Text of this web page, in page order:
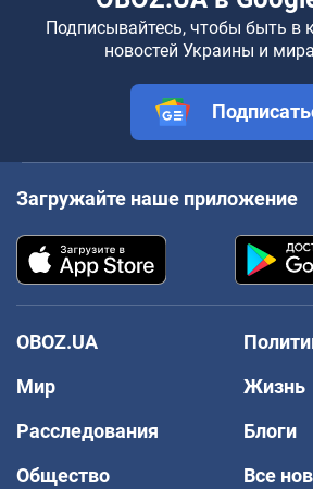
Подписывайтесь, чтобы быть в
новостей Украины и
Загружайте наше приложение
OBOZ.UA
Мир
Жизнь
Расследования
Блоги
Общество
Все